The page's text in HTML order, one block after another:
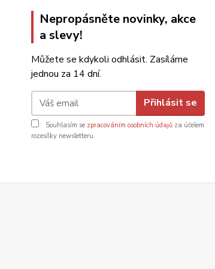
Nepropásněte novinky, akce
a slevy!
Můžete se kdykoli odhlásit. Zasíláme
jednou za 14 dní.
Přihlásit se
Souhlasím se zpracováním osobních údajů za účelem
rozesílky newsletteru.